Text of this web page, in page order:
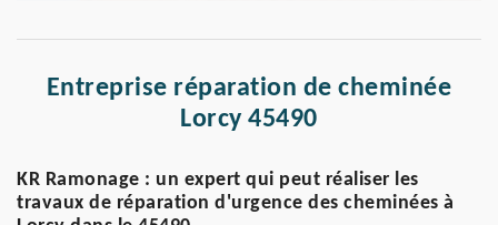
Entreprise réparation de cheminée
Lorcy 45490
KR Ramonage : un expert qui peut réaliser les
travaux de réparation d'urgence des cheminées à